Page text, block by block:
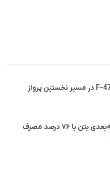
ابداع فناوری چاپ سه‌بعدی بتن با ۷۶ درصد مصرف